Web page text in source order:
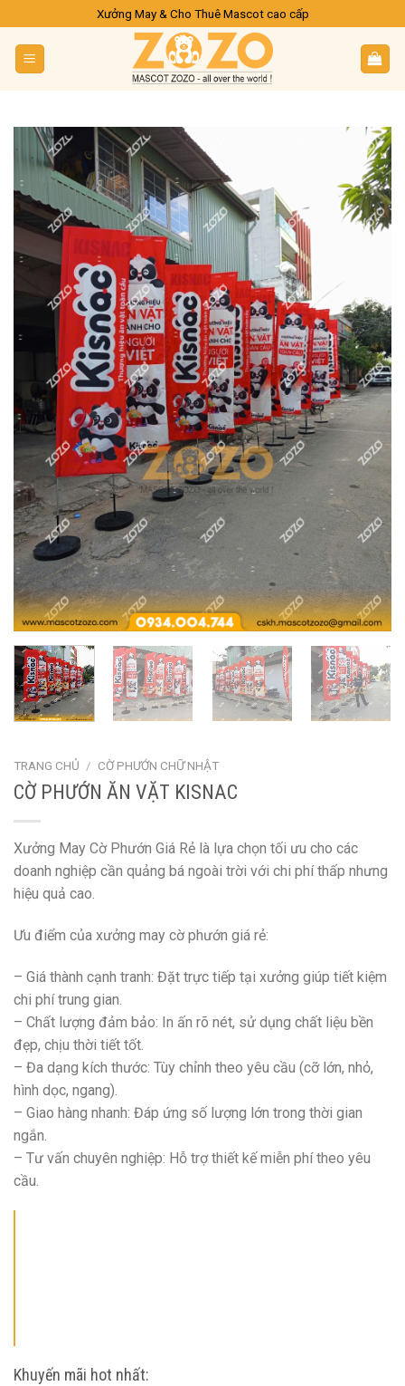
content
Xưởng May & Cho Thuê Mascot cao cấp
TRANG CHỦ / CỜ PHƯỚN CHỮ NHẬT
CỜ PHƯỚN ĂN VẶT KISNAC
Xưởng May Cờ Phướn Giá Rẻ là lựa chọn tối ưu cho các
doanh nghiệp cần quảng bá ngoài trời với chi phí thấp nhưng
hiệu quả cao.
Ưu điểm của xưởng may cờ phướn giá rẻ:
– Giá thành cạnh tranh: Đặt trực tiếp tại xưởng giúp tiết kiệm
chi phí trung gian.
– Chất lượng đảm bảo: In ấn rõ nét, sử dụng chất liệu bền
đẹp, chịu thời tiết tốt.
– Đa dạng kích thước: Tùy chỉnh theo yêu cầu (cỡ lớn, nhỏ,
hình dọc, ngang).
– Giao hàng nhanh: Đáp ứng số lượng lớn trong thời gian
ngắn.
– Tư vấn chuyên nghiệp: Hỗ trợ thiết kế miễn phí theo yêu
cầu.
Khuyến mãi hot nhất: